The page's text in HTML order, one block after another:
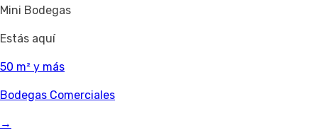
Mini Bodegas
Estás aquí
50 m² y más
Bodegas Comerciales
→